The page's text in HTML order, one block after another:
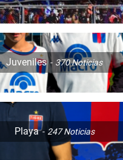
Juveniles 370Noticias
Playa 247Noticias